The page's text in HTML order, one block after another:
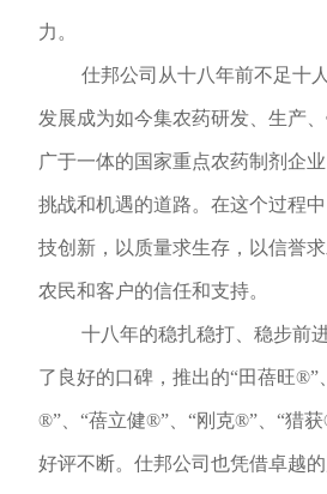
力。
仕邦公司从十八年前不足十
发展成为如今集农药研发、生产
广于一体的国家重点农药制剂企
挑战和机遇的道路。在这个过程
技创新，以质量求生存，以信誉
农民和客户的信任和支持。
十八年的稳扎稳打、稳步前
了良好的口碑，推出的“田蓓旺®”
®”、“蓓立健®”、“刚克®”、“猎
好评不断。仕邦公司也凭借卓越